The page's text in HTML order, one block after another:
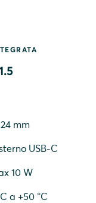
mm
USB-C
10 W
a +50 °C